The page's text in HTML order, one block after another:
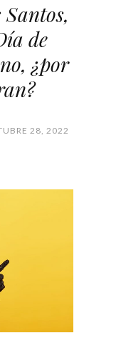
de
¿por
28, 2022